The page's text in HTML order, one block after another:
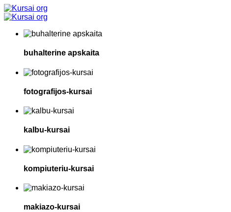
buhalterine apskaita
fotografijos-kursai
kalbu-kursai
kompiuteriu-kursai
makiazo-kursai